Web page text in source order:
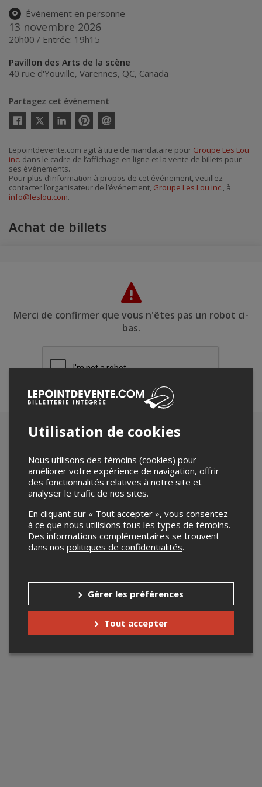
Événement en personne
13 novembre 2026
20h00 / Entrée: 19h15
Pavillon des Arts de la scène
40 rue d'Youville, Varennes, QC, Canada
Partagez cet événement
Twitter
courriel
Lepointdevente.com agit à titre de mandataire pour Groupe Les Lou
inc. dans le cadre de l’affichage en ligne et la vente de billets pour
ses événements.
Pour plus d’information à propos de cet événement, veuillez
contacter l’organisateur de l’événement, Groupe Les Lou inc., à
info@leslou.com.
Achat de billets
Merci de confirmer que vous n'êtes pas un robot ci-
bas.
Utilisation de cookies
Nous utilisons des témoins (cookies) pour
améliorer votre expérience de navigation, offrir
des fonctionnalités relatives à notre site et
analyser le trafic de nos sites.
En cliquant sur « Tout accepter », vous consentez
à ce que nous utilisions tous les types de témoins.
Des informations complémentaires se trouvent
dans nos politiques de confidentialités.
Gérer les préférences
Tout accepter